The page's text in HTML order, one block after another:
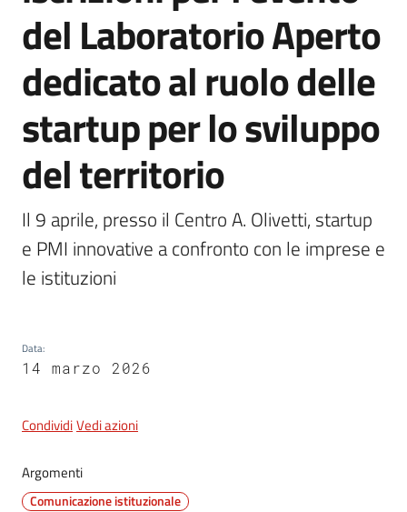
Servizi
on-
line
Tutti
gli
argomenti
del Laboratorio Aperto
dedicato al ruolo delle
startup per lo sviluppo
del territorio
Il 9 aprile, presso il Centro A. Olivetti, startup
e PMI innovative a confronto con le imprese e
le istituzioni
Data:
14 marzo 2026
CondividiVedi azioni
Argomenti
Comunicazione istituzionale